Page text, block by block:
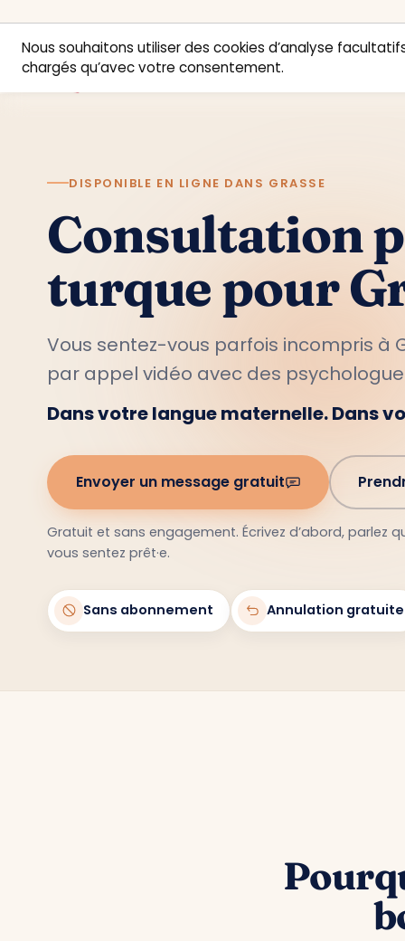
DISPONIBLE EN LIGNE DANS GRASSE
Consultation
turque pour
Vous sentez-vous parfois incompris à
par appel vidéo avec des
Dans votre langue maternelle. Dans
Envoyer un message gratuit
Gratuit et sans engagement. Écrivez d’abord, parlez
vous sentez prêt·e.
Sans abonnement Annulation gratuite
Nous souhaitons utiliser des cookies d’analyse
chargés qu’avec votre consentement.